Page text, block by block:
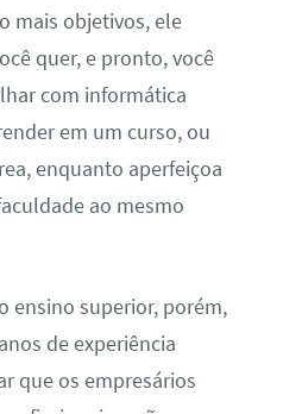
mais objetivos, ele
quer, e pronto, você
com informática
em um curso, ou
enquanto aperfeiçoa
ao mesmo
ensino superior, porém,
de experiência
que os empresários